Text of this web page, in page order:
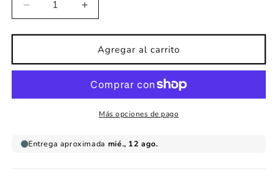
Reducir
cantidad
para
infantil
Limón
Aumentar
cantidad
para
Lámina
infantil
Limón
fresco
Agregar al carrito
Más opciones de pago